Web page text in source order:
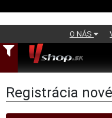
O NÁS
Registrácia